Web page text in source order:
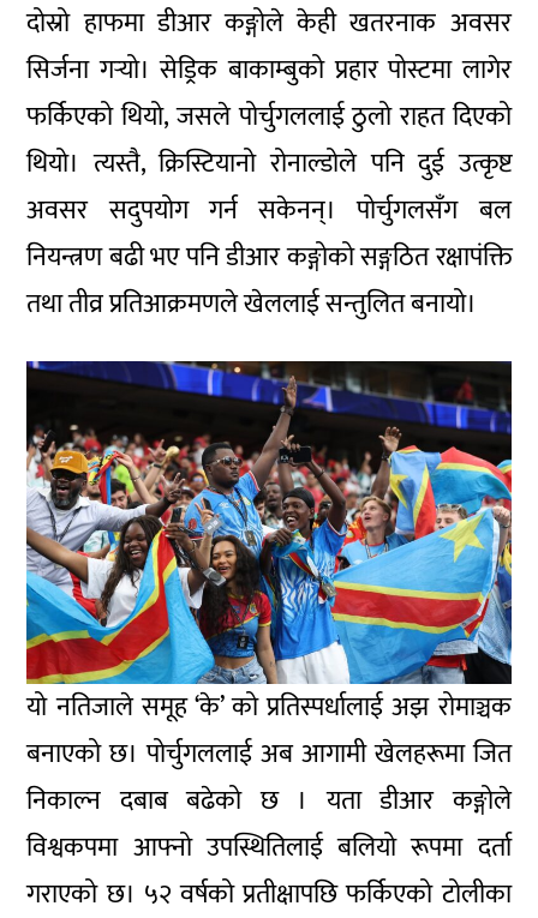
दोस्रो हाफमा डीआर कङ्गोले केही खतरनाक अवसर
सिर्जना गर्‍यो। सेड्रिक बाकाम्बुको प्रहार पोस्टमा लागेर
फर्किएको थियो, जसले पोर्चुगललाई ठुलो राहत दिएको
थियो। त्यस्तै, क्रिस्टियानो रोनाल्डोले पनि दुई उत्कृष्ट
अवसर सदुपयोग गर्न सकेनन्। पोर्चुगलसँग बल
नियन्त्रण बढी भए पनि डीआर कङ्गोको सङ्गठित रक्षापंक्ति
तथा तीव्र प्रतिआक्रमणले खेललाई सन्तुलित बनायो।
यो नतिजाले समूह ‘के’ को प्रतिस्पर्धालाई अझ रोमाञ्चक
बनाएको छ। पोर्चुगललाई अब आगामी खेलहरूमा जित
निकाल्न दबाब बढेको छ । यता डीआर कङ्गोले
विश्वकपमा आफ्नो उपस्थितिलाई बलियो रूपमा दर्ता
गराएको छ। ५२ वर्षको प्रतीक्षापछि फर्किएको टोलीका